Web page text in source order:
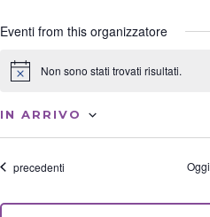
Eventi from this organizzatore
N
i
Non sono stati trovati risultati.
IN ARRIVO
e
i
Eventi
precedenti Oggi